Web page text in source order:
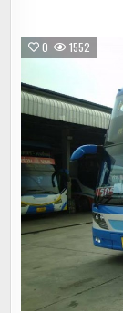
0 1552